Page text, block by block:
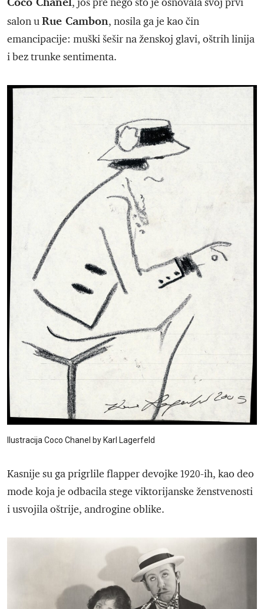
, još pre nego što je osnovala svoj prvi
salon uRue Cambon, nosila ga je kao čin
emancipacije: muški šešir na ženskoj glavi, oštrih linija
i bez trunke sentimenta.
Ilustracija Coco Chanel by Karl Lagerfeld
Kasnije su ga prigrlile flapper devojke 1920-ih, kao deo
mode koja je odbacila stege viktorijanske ženstvenosti
i usvojila oštrije, androgine oblike.